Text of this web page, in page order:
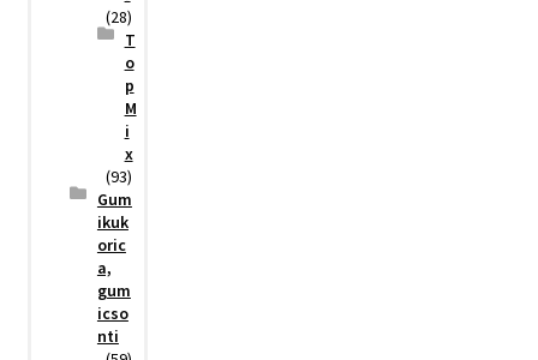
(28)
T
o
p
M
i
x
(93)
Gum
ikuk
oric
a,
gum
icso
nti